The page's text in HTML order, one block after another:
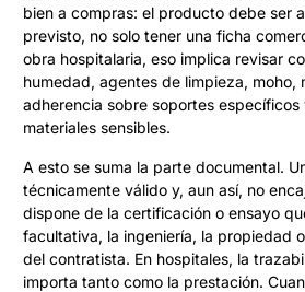
bien a compras: el producto debe ser
previsto, no solo tener una ficha
obra hospitalaria, eso implica revisar
humedad, agentes de limpieza, moho,
adherencia sobre soportes
materiales sensibles.
A esto se suma la parte documental.
técnicamente válido y, aun así, no
dispone de la certificación o ensayo
facultativa, la ingeniería, la propiedad
del contratista. En hospitales, la
importa tanto como la prestación.